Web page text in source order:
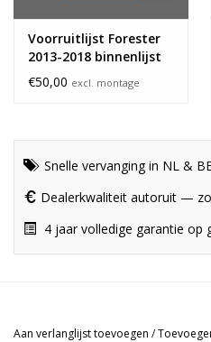
Voorruitlijst Forester
2013-2018 binnenlijst
€50,00 excl. montage
Snelle vervanging in NL &
Dealerkwaliteit autoruit —
4 jaar volledige garantie op
Aan verlanglijst toevoegen /